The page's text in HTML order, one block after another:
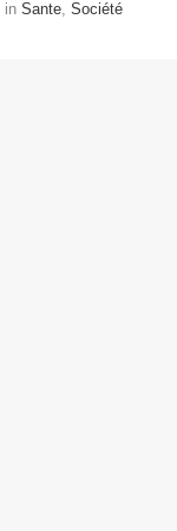
in Sante Société